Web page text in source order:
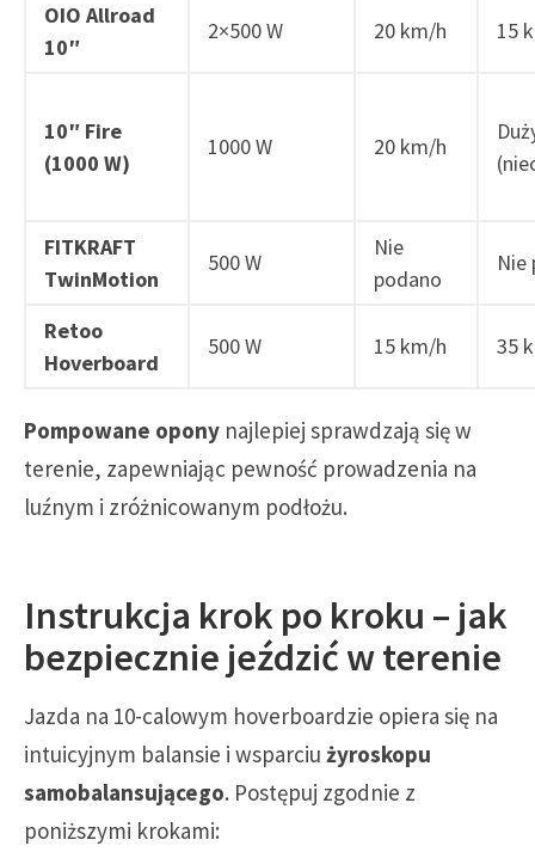
OIO Allroad
10″
2×500 W 20 km/h 15
10″ Fire
(1000 W)
1000 W 20 km/h
FITKRAFT
TwinMotion
500 W
Nie
podano
Nie
Retoo
Hoverboard
500 W 15 km/h 35
Pompowane opony najlepiej sprawdzają się w
terenie, zapewniając pewność prowadzenia na
luźnym i zróżnicowanym podłożu.
Instrukcja krok po kroku – jak
bezpiecznie jeździć w terenie
Jazda na 10-calowym hoverboardzie opiera się na
intuicyjnym balansie i wsparciu żyroskopu
samobalansującego. Postępuj zgodnie z
poniższymi krokami: